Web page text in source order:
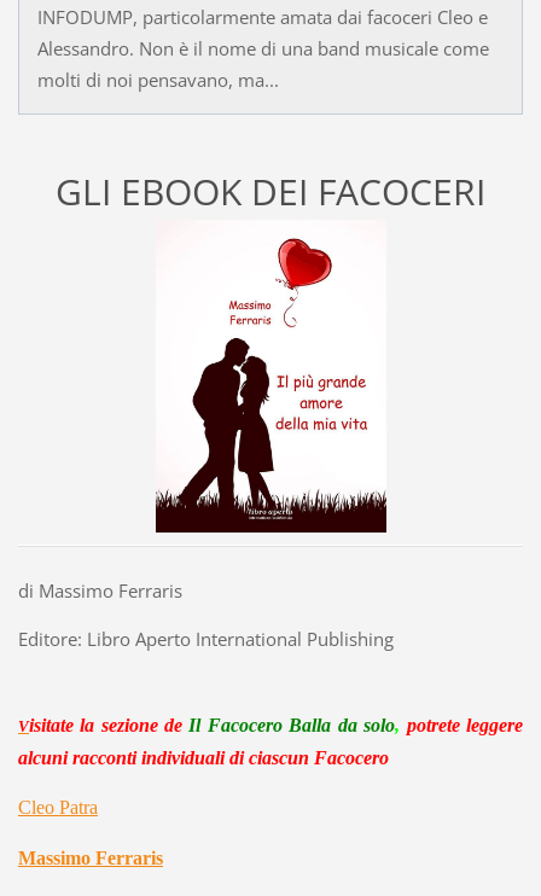
INFODUMP, particolarmente amata dai facoceri Cleo e
Alessandro. Non è il nome di una band musicale come
molti di noi pensavano, ma...
GLI EBOOK DEI FACOCERI
di Massimo Ferraris
Editore: Libro Aperto International Publishing
Visitate la sezione deIl Facocero Balla da solo, potrete leggere
alcuni racconti individuali di ciascun Facocero
Cleo Patra
Massimo Ferraris